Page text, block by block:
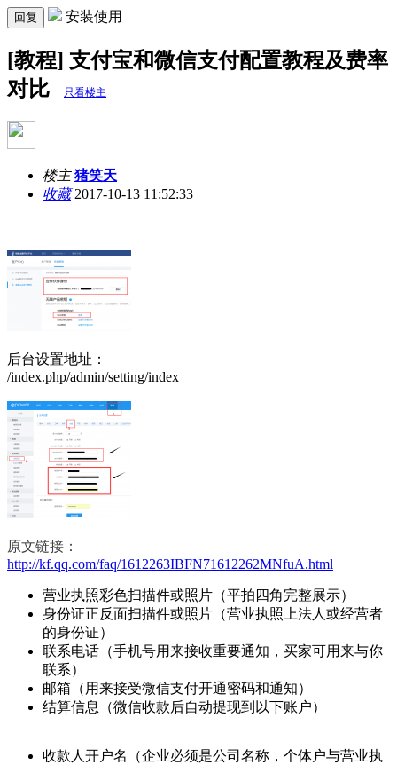
回复 安装使用
[教程] 支付宝和微信支付配置教程及费率
对比
只看楼主
楼主 猪笑天
收藏2017-10-13 11:52:33
后台设置地址：
/index.php/admin/setting/index
原文链接：
http://kf.qq.com/faq/1612263IBFN71612262MNfuA.html
营业执照彩色扫描件或照片（平拍四角完整展示）
身份证正反面扫描件或照片（营业执照上法人或经营者
的身份证）
联系电话（手机号用来接收重要通知，买家可用来与你
联系）
邮箱（用来接受微信支付开通密码和通知）
结算信息（微信收款后自动提现到以下账户）
收款人开户名（企业必须是公司名称，个体户与营业执